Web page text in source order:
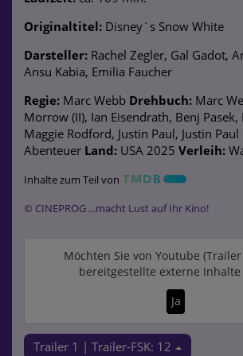
Originaltitel: Disney´s Snow White
Darsteller: Rachel Zegler, Gal Gadot,
Ansu Kabia, Emilia Faucher
Regie: Marc Webb Drehbuch: Marc
Morrow (II), Ian Eisendrath, Benj Pasek,
Maggie Rodford, Justin Paul, Justin Paul
Abenteuer Land: USA 2025 Verleih:
Inhalte zum Teil von
© CINEPROG ...macht Lust auf Ihr Kino!
Möchten Sie von Youtube
bereitgestellte externe Inhalte
Ja
Trailer 1 | Trailer-FSK: 12